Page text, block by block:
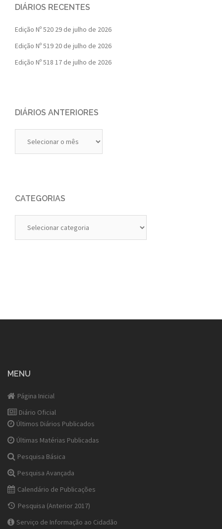
DIÁRIOS RECENTES
Edição Nº 520 29 de julho de 2026
Edição Nº 519 20 de julho de 2026
Edição Nº 518 17 de julho de 2026
DIÁRIOS ANTERIORES
Anteriores
CATEGORIAS
MENU
Página Inicial
Diário Oficial
Últimos Diários Publicados
Últimas Matérias Publicadas
Pesquisa Básica
Pesquisa Avançada
Calendário de Publicações
Pesquisa (Anterior 2017)
Serviço de Informação ao Cidadão